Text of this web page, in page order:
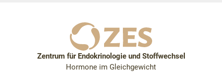
Zentrum für Endokrinologie und Stoffwechsel
Hormone im Gleichgewicht